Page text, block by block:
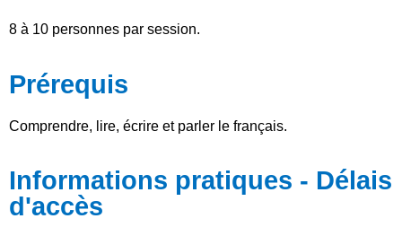
8 à 10 personnes par session.
Prérequis
Comprendre, lire, écrire et parler le français.
Informations pratiques - Délais
d'accès